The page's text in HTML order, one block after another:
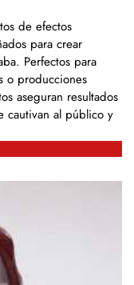
de efectos
para crear
Perfectos para
o producciones
aseguran resultados
cautivan al público y